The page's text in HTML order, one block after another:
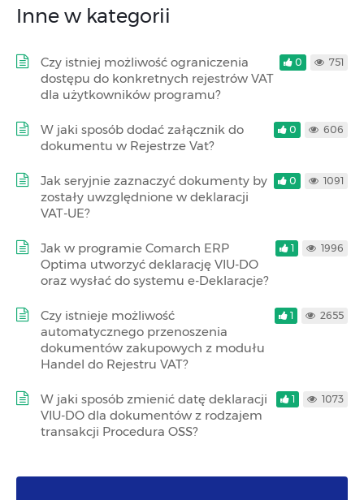
Inne w kategorii
Czy istniej możliwość ograniczenia
dostępu do konkretnych rejestrów VAT
dla użytkowników programu?
0 751
W jaki sposób dodać załącznik do
dokumentu w Rejestrze Vat?
0 606
Jak seryjnie zaznaczyć dokumenty by
zostały uwzględnione w deklaracji
VAT-UE?
0 1091
Jak w programie Comarch ERP
Optima utworzyć deklarację VIU-DO
oraz wysłać do systemu e-Deklaracje?
1 1996
Czy istnieje możliwość
automatycznego przenoszenia
dokumentów zakupowych z modułu
Handel do Rejestru VAT?
1 2655
W jaki sposób zmienić datę deklaracji
VIU-DO dla dokumentów z rodzajem
transakcji Procedura OSS?
1 1073